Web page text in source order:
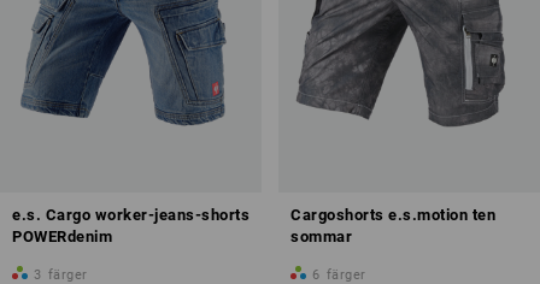
e.s. Cargo worker-jeans-shorts
POWERdenim
3 färger
Cargoshorts e.s.motion ten
sommar
6 färger